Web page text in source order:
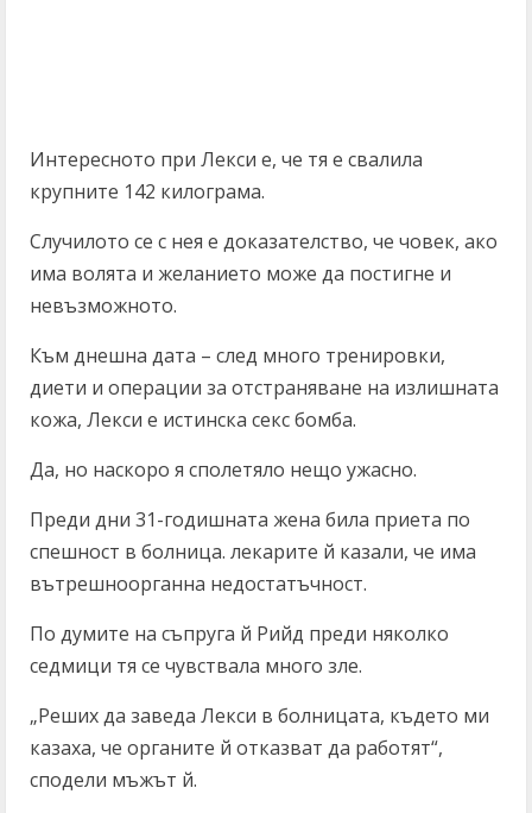
Интересното при Лекси е, че тя е свалила
крупните 142 килограма.
Случилото се с нея е доказателство, че човек, ако
има волята и желанието може да постигне и
невъзможното.
Към днешна дата – след много тренировки,
диети и операции за отстраняване на излишната
кожа, Лекси е истинска секс бомба.
Да, но наскоро я сполетяло нещо ужасно.
Преди дни 31-годишната жена била приета по
спешност в болница. лекарите й казали, че има
вътрешноорганна недостатъчност.
По думите на съпруга й Рийд преди няколко
седмици тя се чувствала много зле.
„Реших да заведа Лекси в болницата, където ми
казаха, че органите й отказват да работят“,
сподели мъжът й.